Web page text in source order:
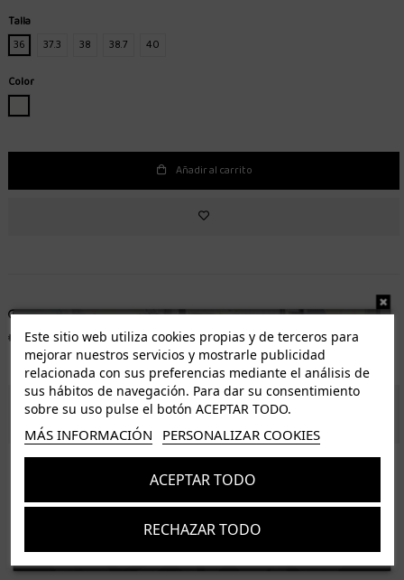
Talla
36
37.3 38 38.7
40
Color
Añadir al carrito
Entrega de 1 a 5 días laborables.
Distribuidor autorizado
Envío gratuito*
Fácil devolución
ENVÍO GRATUITO *
ISLAS CANARIAS
Tenerife 3.50€. Gratis a partir de 50€
Resto de islas 5€. Gratis a partir de 50€
Entrega de 1 a 5 días laborables. Los pedidos realizados a partir de las 12.00h serán enviados el
Este sitio web utiliza cookies propias y de terceros para
mejorar nuestros servicios y mostrarle publicidad
relacionada con sus preferencias mediante el análisis de
sus hábitos de navegación. Para dar su consentimiento
sobre su uso pulse el botón ACEPTAR TODO.
MÁS INFORMACIÓN PERSONALIZAR COOKIES
RECHAZAR TODO
ACEPTAR TODO
Suscríbete
Acepto lostérminos y condicionesy lapolítica de privacidad